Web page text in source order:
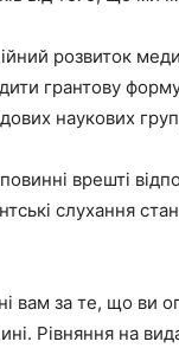
розвиток
грантову
наукових
врешті
слухання
вам за те, що ви
Рівняння на